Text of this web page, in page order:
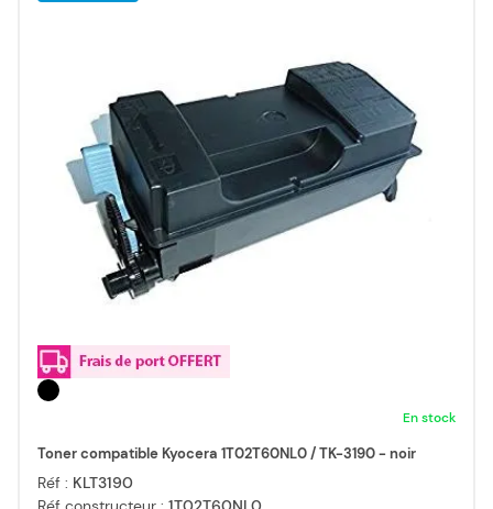
En stock
Toner compatible Kyocera 1T02T60NL0 / TK-3190 - noir
Réf : KLT3190